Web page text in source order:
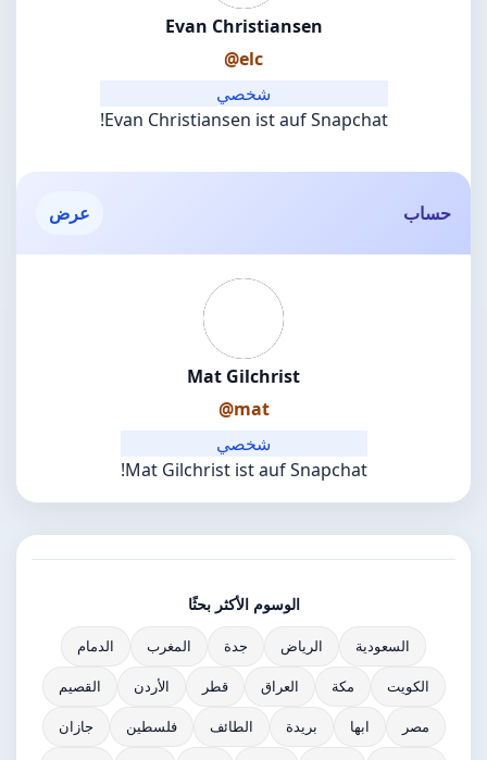
Evan Christiansen
@elc
شخصي
Evan Christiansen ist auf Snapchat!
حساب عرض
Mat Gilchrist
@mat
شخصي
Mat Gilchrist ist auf Snapchat!
الوسوم الأكثر بحثًا
السعودية الرياض جدة المغرب الدمام
الكويت مكة العراق قطر الأردن القصيم
مصر ابها بريدة الطائف فلسطين جازان